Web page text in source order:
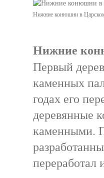
Нижние конюшни в
Нижние
Первый
каменных
годах его
деревянные
каменными.